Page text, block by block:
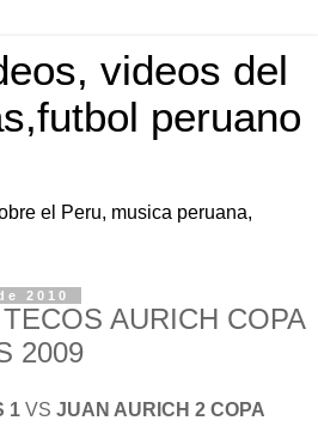
videos del
peruano
el Peru, musica peruana,
2010
AURICH COPA
2009
1 VS JUAN AURICH 2 COPA